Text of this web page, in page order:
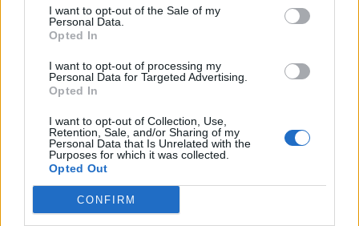
I want to opt-out of the Sale of my
Personal Data.
Opted In
I want to opt-out of processing my
Personal Data for Targeted Advertising.
Opted In
I want to opt-out of Collection, Use,
Retention, Sale, and/or Sharing of my
Personal Data that Is Unrelated with the
Purposes for which it was collected.
Opted Out
CONFIRM
ideę odrodzenia pierwotnej mowy
prasłowiańskiej. Zastosowane neologizmy
urozmaicają treść utworu, która nie jest zbyt
oryginalna i chętnie opisywana przez artystów
oddziaływać napodświadomość odbiorcy
jego zmysły. Opis nie zawiera obiektywnego
obrazu, jednak zbudowany w ten sposób
pozostaje zrozumiały. Wiadomo, że pejzaż
zawiera oświetlone w letnim słońcu drzewa,